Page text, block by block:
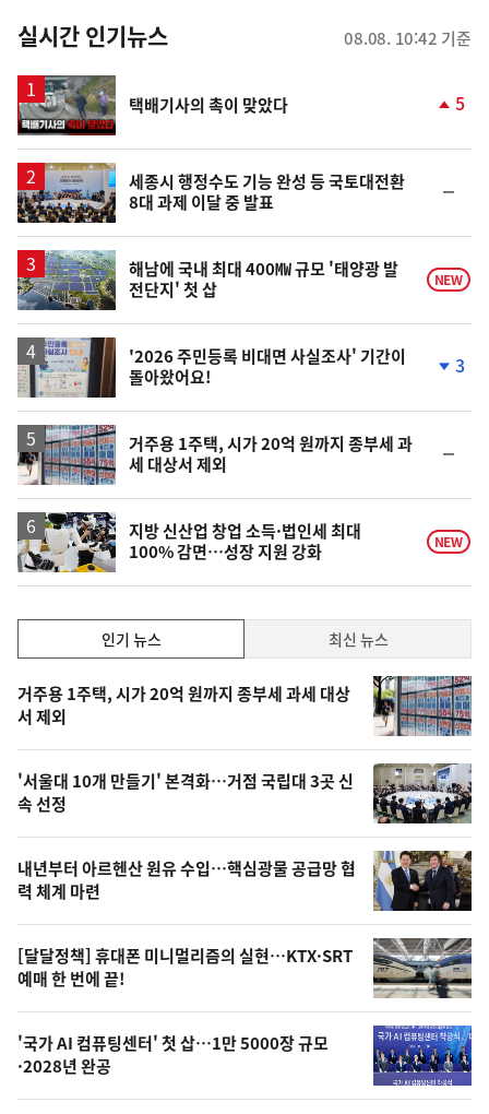
뉴
스
실시간 인기뉴스 08.08. 10:42 기준
영
상
택배기사의 촉이 맞았다
상
5
세종시 행정수도 기능 완성 등 국토대전환
8대 과제 이달 중 발표
일
해남에 국내 최대 400㎿ 규모 '태양광 발
전단지' 첫 삽
NEW
'2026 주민등록 비대면 사실조사' 기간이
돌아왔어요!
하
3
거주용 1주택, 시가 20억 원까지 종부세 과
세 대상서 제외
일
지방 신산업 창업 소득·법인세 최대
100% 감면…성장 지원 강화
NEW
기,
최
신,
오
늘
의
영
상
오
늘
의
사
진
인기 뉴스 최신 뉴스
기
뉴
스
거주용 1주택, 시가 20억 원까지 종부세 과세 대상
서 제외
'서울대 10개 만들기' 본격화…거점 국립대 3곳 신
속 선정
내년부터 아르헨산 원유 수입…핵심광물 공급망 협
력 체계 마련
[달달정책] 휴대폰 미니멀리즘의 실현…KTX·SRT
예매 한 번에 끝!
'국가 AI 컴퓨팅센터' 첫 삽…1만 5000장 규모
·2028년 완공